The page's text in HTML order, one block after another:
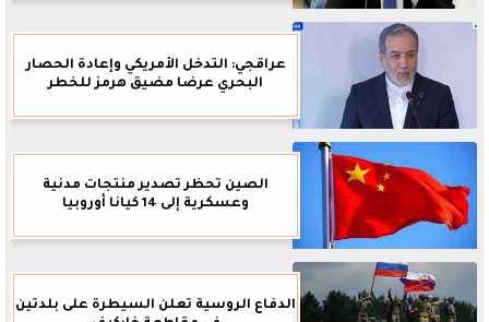
عراقجي: التدخل الأمريكي وإعادة الحصار
البحري عرضا مضيق هرمز للخطر
الصين تحظر تصدير منتجات مدنية
وعسكرية إلى 14 كيانا أوروبيا
الدفاع الروسية تعلن السيطرة على بلدتين